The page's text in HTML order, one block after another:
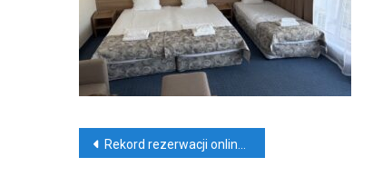
Nawigacja
Rekord rezerwacji online przez Polaków